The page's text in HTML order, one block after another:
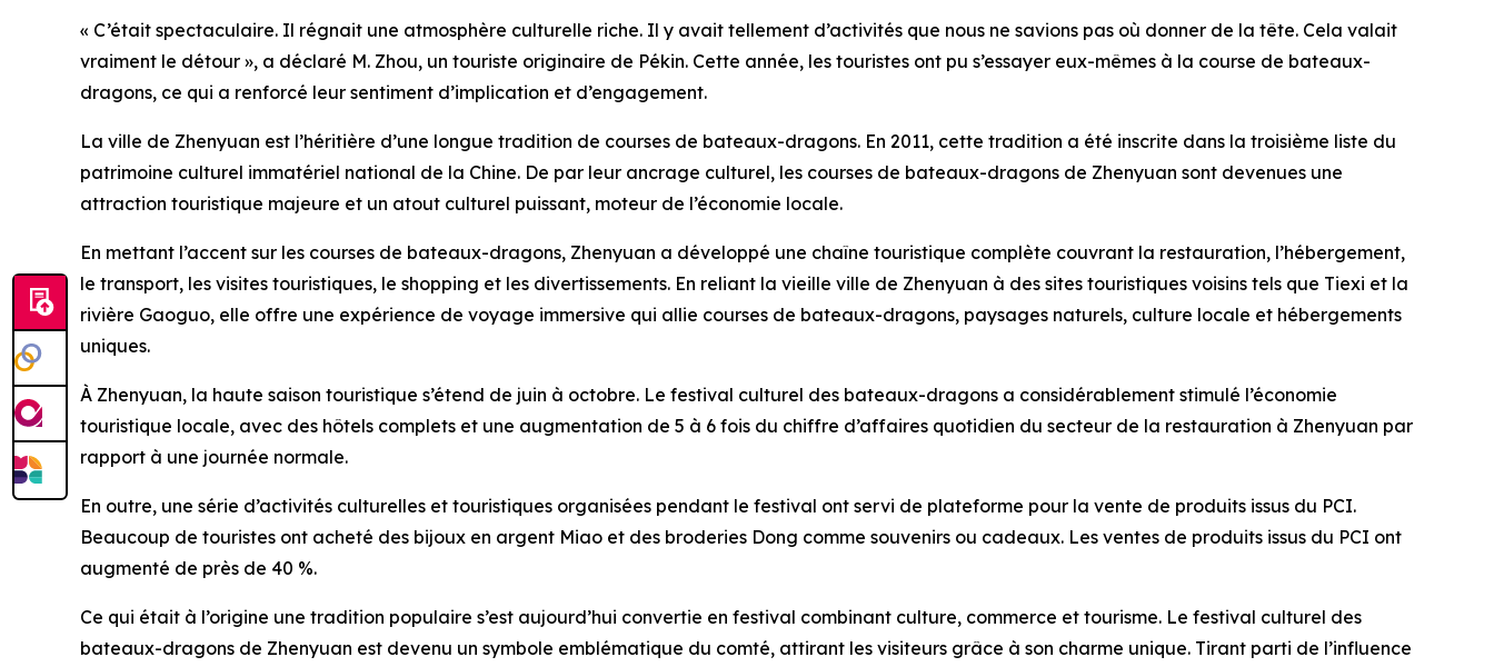
« C’était spectaculaire. Il régnait une atmosphère culturelle riche. Il y avait tellement d’activités que nous ne savions pas où donner de la tête. Cela valait
vraiment le détour », a déclaré M. Zhou, un touriste originaire de Pékin. Cette année, les touristes ont pu s’essayer eux-mêmes à la course de bateaux-
dragons, ce qui a renforcé leur sentiment d’implication et d’engagement.
La ville de Zhenyuan est l’héritière d’une longue tradition de courses de bateaux-dragons. En 2011, cette tradition a été inscrite dans la troisième liste du
patrimoine culturel immatériel national de la Chine. De par leur ancrage culturel, les courses de bateaux-dragons de Zhenyuan sont devenues une
attraction touristique majeure et un atout culturel puissant, moteur de l’économie locale.
En mettant l’accent sur les courses de bateaux-dragons, Zhenyuan a développé une chaîne touristique complète couvrant la restauration, l’hébergement,
le transport, les visites touristiques, le shopping et les divertissements. En reliant la vieille ville de Zhenyuan à des sites touristiques voisins tels que Tiexi et la
rivière Gaoguo, elle offre une expérience de voyage immersive qui allie courses de bateaux-dragons, paysages naturels, culture locale et hébergements
uniques.
À Zhenyuan, la haute saison touristique s’étend de juin à octobre. Le festival culturel des bateaux-dragons a considérablement stimulé l’économie
touristique locale, avec des hôtels complets et une augmentation de 5 à 6 fois du chiffre d’affaires quotidien du secteur de la restauration à Zhenyuan par
rapport à une journée normale.
En outre, une série d’activités culturelles et touristiques organisées pendant le festival ont servi de plateforme pour la vente de produits issus du PCI.
Beaucoup de touristes ont acheté des bijoux en argent Miao et des broderies Dong comme souvenirs ou cadeaux. Les ventes de produits issus du PCI ont
augmenté de près de 40 %.
Ce qui était à l’origine une tradition populaire s’est aujourd’hui convertie en festival combinant culture, commerce et tourisme. Le festival culturel des
bateaux-dragons de Zhenyuan est devenu un symbole emblématique du comté, attirant les visiteurs grâce à son charme unique. Tirant parti de l’influence